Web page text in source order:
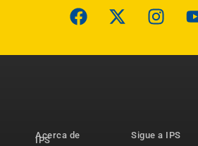
Acerca de
IPS
Sigue a IPS